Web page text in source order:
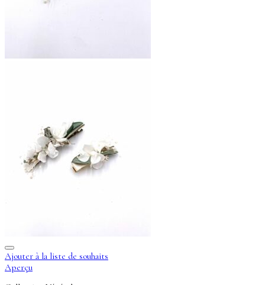
Ajouter à la liste de souhaits
Aperçu